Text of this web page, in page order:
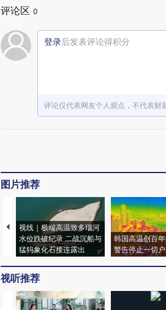
评论区 0
登录后发表评论得积分
评论仅代表网友个人观点，不代表财
图片推荐
视线｜极端高温致多瑙河
水位跌破纪录 二战沉船与
猛犸象化石接连露出
韩国高温创百
警告停止一切
视听推荐